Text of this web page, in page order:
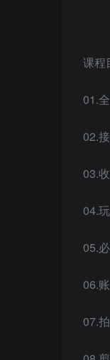
课程
01.
02.
03.
04.
05.
06.
07.